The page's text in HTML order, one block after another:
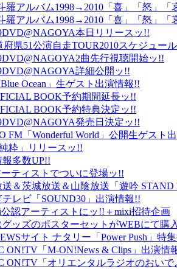
羅アルバム1998→2010「喜」「怒」「
羅アルバム1998→2010「喜」「怒」「
本日リリースッ!!
県51公演自走TOUR2010スケジュール
曲先行視聴開始ッ!!
詳細公開ッ!!
Ocean」生ゲスト出演情報!!
BOOK予約期間延長ッ!!
BOOK予約特典決定ッ!!
発売日決定ッ!!
FM「Wonderful World」公開生ゲスト
粋」リリースッ!!
多数UP!!
ティストでついに登場ッ!!
＆茨城放送＆山陰放送「遊吟
レビ「SOUND30」出演情報!!
認アーティストにッ!!＋mixi招待企画
ッズのポスターセットがWEBにて購
サイト ナタリー「Power Push」特
ON!TV「M-ON!News & Clips」出演情
ON!TV「オリエンタルラジオのおい